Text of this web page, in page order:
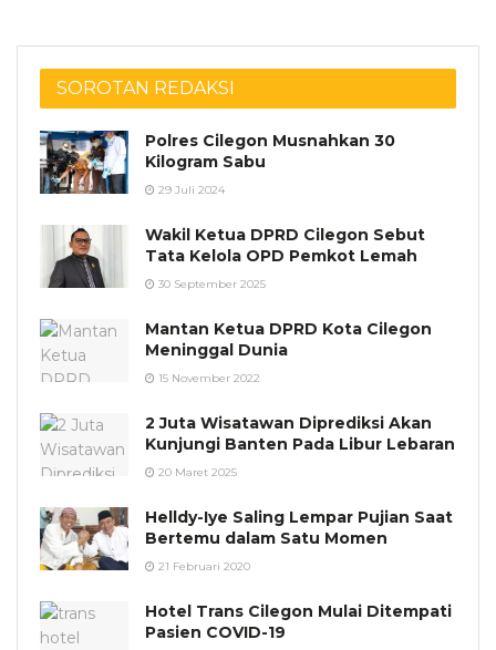
SOROTAN REDAKSI
Polres Cilegon Musnahkan 30
Kilogram Sabu
29 Juli 2024
Wakil Ketua DPRD Cilegon Sebut
Tata Kelola OPD Pemkot Lemah
30 September 2025
Mantan Ketua DPRD Kota Cilegon
Meninggal Dunia
15 November 2022
2 Juta Wisatawan Diprediksi Akan
Kunjungi Banten Pada Libur Lebaran
20 Maret 2025
Helldy-Iye Saling Lempar Pujian Saat
Bertemu dalam Satu Momen
21 Februari 2020
Hotel Trans Cilegon Mulai Ditempati
Pasien COVID-19